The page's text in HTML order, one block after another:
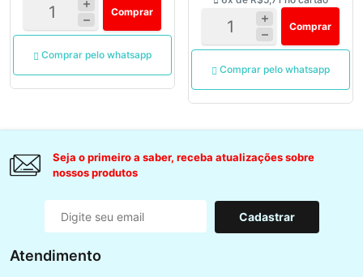
Comprar
Comprar pelo whatsapp
Comprar
Comprar pelo whatsapp
Seja o primeiro a saber, receba atualizações sobre
nossos produtos
Cadastrar
Atendimento